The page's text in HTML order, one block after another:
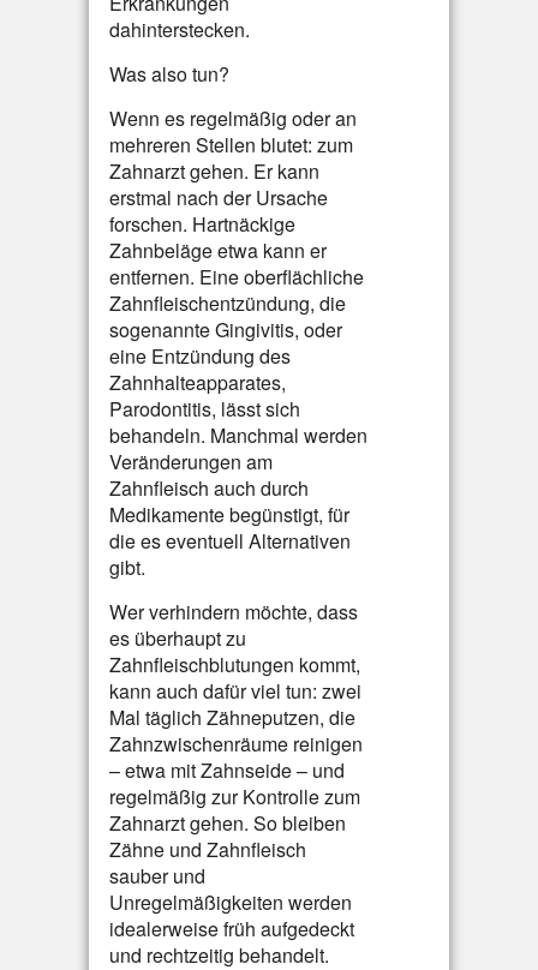
dahinterstecken.
Was also tun?
Wenn es regelmäßig oder an
mehreren Stellen blutet: zum
Zahnarzt gehen. Er kann
erstmal nach der Ursache
forschen. Hartnäckige
Zahnbeläge etwa kann er
entfernen. Eine oberflächliche
Zahnfleischentzündung, die
sogenannte Gingivitis, oder
eine Entzündung des
Zahnhalteapparates,
Parodontitis, lässt sich
behandeln. Manchmal werden
Veränderungen am
Zahnfleisch auch durch
Medikamente begünstigt, für
die es eventuell Alternativen
gibt.
Wer verhindern möchte, dass
es überhaupt zu
Zahnfleischblutungen kommt,
kann auch dafür viel tun: zwei
Mal täglich Zähneputzen, die
Zahnzwischenräume reinigen
– etwa mit Zahnseide – und
regelmäßig zur Kontrolle zum
Zahnarzt gehen. So bleiben
Zähne und Zahnfleisch
sauber und
Unregelmäßigkeiten werden
idealerweise früh aufgedeckt
und rechtzeitig behandelt.